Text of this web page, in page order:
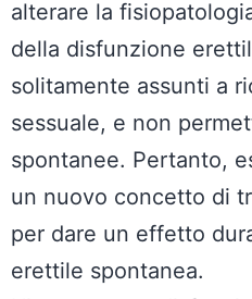
alterare la
della disfunzione
solitamente assunti a
sessuale, e non
spontanee. Pertanto,
un nuovo concetto di
per dare un effetto
erettile spontanea.